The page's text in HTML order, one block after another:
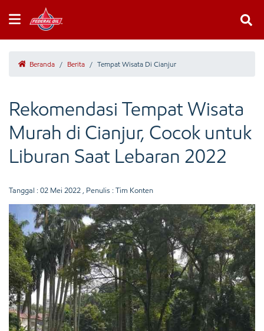
Beranda / Berita / Tempat Wisata Di Cianjur
Rekomendasi Tempat Wisata
Murah di Cianjur, Cocok untuk
Liburan Saat Lebaran 2022
Tanggal : 02 Mei 2022 , Penulis : Tim Konten